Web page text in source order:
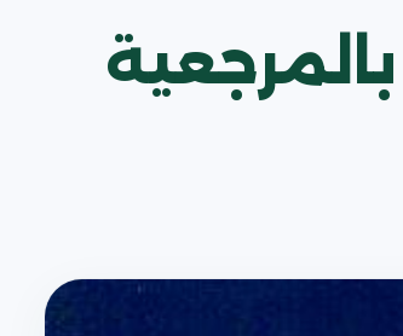
-ج8 - التمسك بالمرجعية